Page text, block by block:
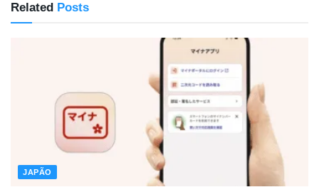
Related Posts
JAPÃO